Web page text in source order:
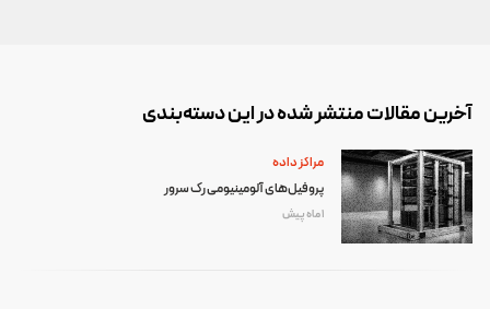
آخرین مقالات منتشر شده در این دسته‌بندی
مراکز داده
پروفیل‌های آلومینیومی رک سرور
1 ماه پیش